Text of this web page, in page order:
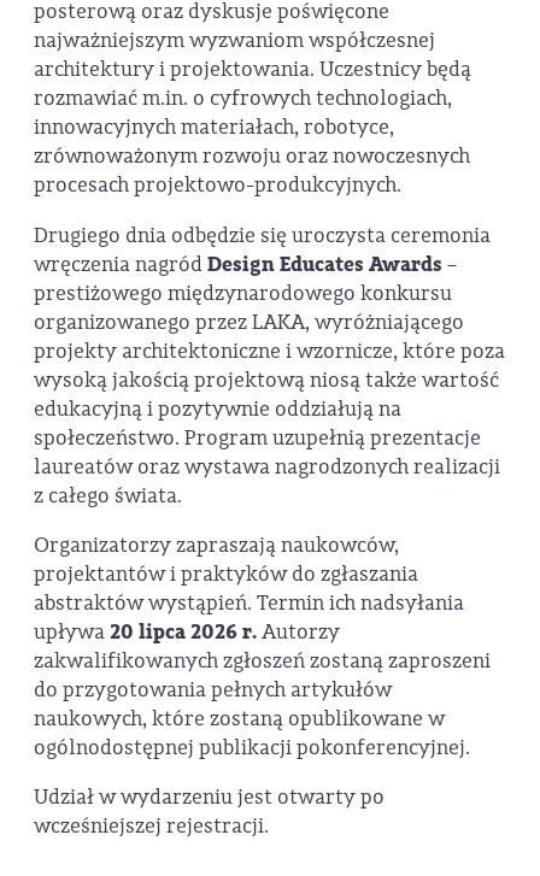
posterową oraz dyskusje poświęcone
najważniejszym wyzwaniom współczesnej
architektury i projektowania. Uczestnicy będą
rozmawiać m.in. o cyfrowych technologiach,
innowacyjnych materiałach, robotyce,
zrównoważonym rozwoju oraz nowoczesnych
procesach projektowo-produkcyjnych.
Drugiego dnia odbędzie się uroczysta ceremonia
wręczenia nagródDesign Educates Awards –
prestiżowego międzynarodowego konkursu
organizowanego przez LAKA, wyróżniającego
projekty architektoniczne i wzornicze, które poza
wysoką jakością projektową niosą także wartość
edukacyjną i pozytywnie oddziałują na
społeczeństwo. Program uzupełnią prezentacje
laureatów oraz wystawa nagrodzonych realizacji
z całego świata.
Organizatorzy zapraszają naukowców,
projektantów i praktyków do zgłaszania
abstraktów wystąpień. Termin ich nadsyłania
upływa20 lipca 2026 r.Autorzy
zakwalifikowanych zgłoszeń zostaną zaproszeni
do przygotowania pełnych artykułów
naukowych, które zostaną opublikowane w
ogólnodostępnej publikacji pokonferencyjnej.
Udział w wydarzeniu jest otwarty po
wcześniejszej rejestracji.